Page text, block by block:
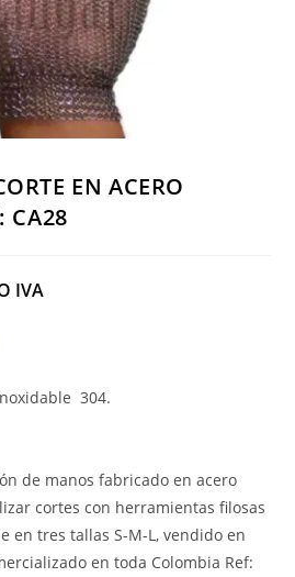
EN ACERO
CA28
IVA
304.
de manos fabricado en acero
cortes con herramientas filosas
en tres tallas S-M-L, vendido en
en toda Colombia Ref: